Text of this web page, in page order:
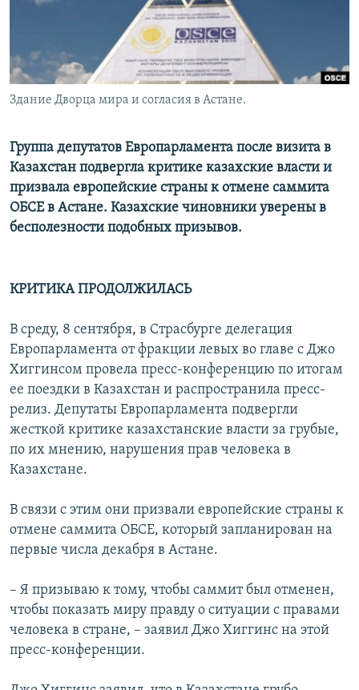
Здание Дворца мира и согласия в Астане.
Группа депутатов Европарламента после визита в
Казахстан подвергла критике казахские власти и
призвала европейские страны к отмене саммита
ОБСЕ в Астане. Казахские чиновники уверены в
бесполезности подобных призывов.
КРИТИКА ПРОДОЛЖИЛАСЬ
В среду, 8 сентября, в Страсбурге делегация
Европарламента от фракции левых во главе с Джо
Хиггинсом провела пресс-конференцию по итогам
ее поездки в Казахстан и распространила пресс-
релиз. Депутаты Европарламента подвергли
жесткой критике казахстанские власти за грубые,
по их мнению, нарушения прав человека в
Казахстане.
В связи с этим они призвали европейские страны к
отмене саммита ОБСЕ, который запланирован на
первые числа декабря в Астане.
– Я призываю к тому, чтобы саммит был отменен,
чтобы показать миру правду о ситуации с правами
человека в стране, – заявил Джо Хиггинс на этой
пресс-конференции.